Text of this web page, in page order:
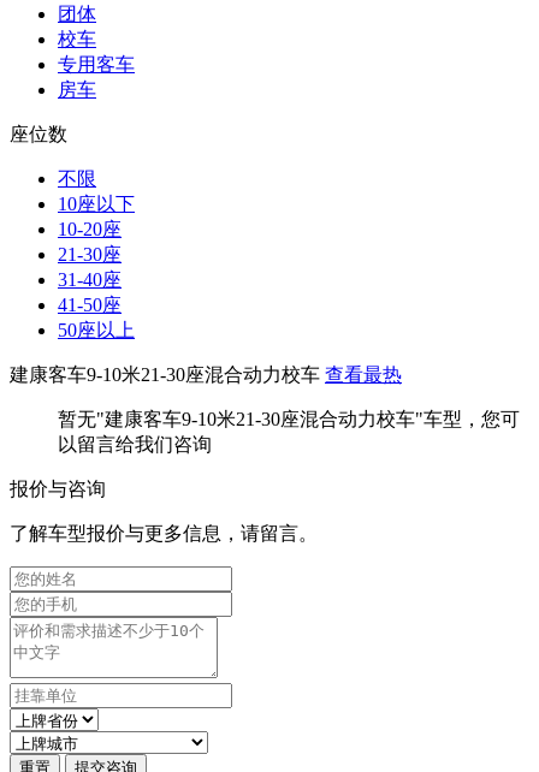
团体
校车
专用客车
房车
座位数
不限
10座以下
10-20座
21-30座
31-40座
41-50座
50座以上
建康客车9-10米21-30座混合动力校车 查看最热
暂无"建康客车9-10米21-30座混合动力校车"车型，您可
以留言给我们咨询
报价与咨询
了解车型报价与更多信息，请留言。